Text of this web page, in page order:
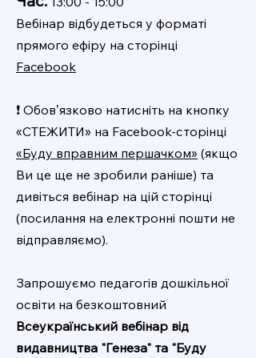
Вебінар відбудеться у форматі
прямого ефіру на сторінці
Facebook
❗️ Обовʼязково натисніть на кнопку
«СТЕЖИТИ» на Facebook-сторінці
«Буду вправним першачком» (якщо
Ви це ще не зробили раніше) та
дивіться вебінар на цій сторінці
(посилання на електронні пошти не
відправляємо).
Запрошуємо педагогів дошкільної
освіти на безкоштовний
Всеукраїнський вебінар від
видавництва "Генеза" та "Буду